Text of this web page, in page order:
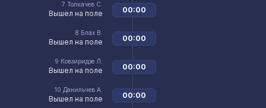
7 Толкачев С.
Вышел на поле 00:00
8 Блах В.
Вышел на поле 00:00
9 Ковзиридзе Л.
Вышел на поле 00:00
10 Данильчев А.
Вышел на поле 00:00